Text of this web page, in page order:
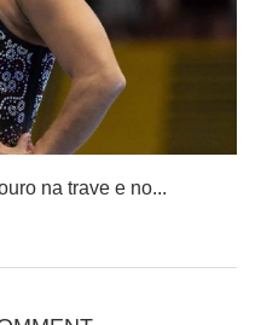
na trave e no...